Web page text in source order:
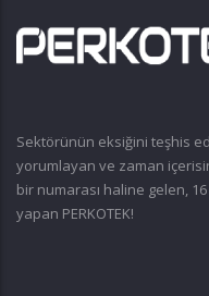
Sektörünün eksiğini teşhis
yorumlayan ve zaman
bir numarası haline gelen,
yapan PERKOTEK!